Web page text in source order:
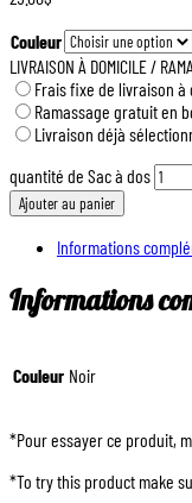
Couleur
LIVRAISON À DOMICILE /
Frais fixe de livraison à
Ramassage gratuit en
Livraison déjà
quantité de Sac à dos
Ajouter au panier
Informations
Informations
Couleur Noir
*Pour essayer ce produit,
*To try this product make